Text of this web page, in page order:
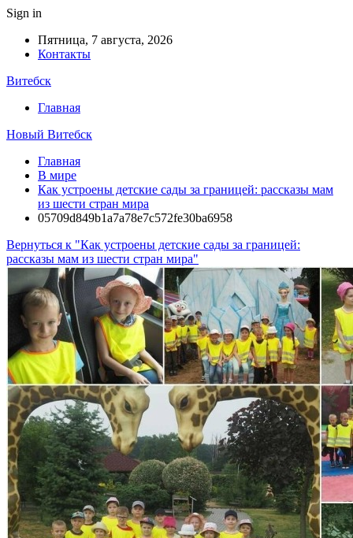
Sign in
Пятница, 7 августа, 2026
Контакты
Витебск
Главная
Новый Витебск
Главная
В мире
Как устроены детские сады за границей: рассказы мам
из шести стран мира
05709d849b1a7a78e7c572fe30ba6958
Вернуться к "Как устроены детские сады за границей:
рассказы мам из шести стран мира"